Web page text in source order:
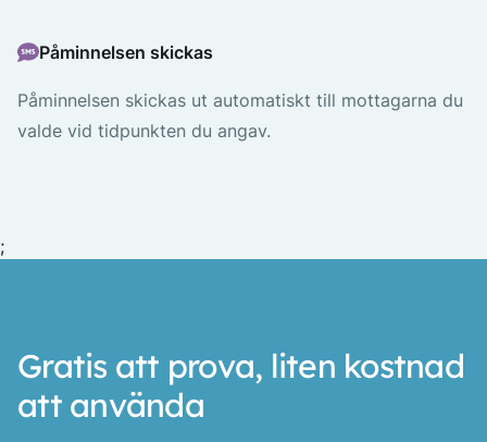
Påminnelsen skickas
Påminnelsen skickas ut automatiskt till mottagarna du
valde vid tidpunkten du angav.
;
Gratis att prova, liten kostnad
att använda